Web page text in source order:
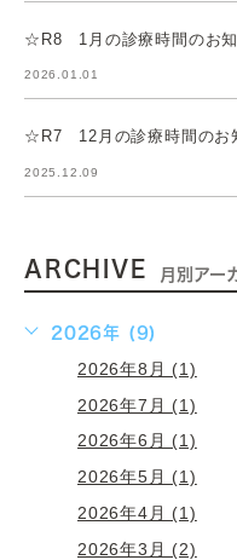
☆R8 1月の診療時間のお
2026.01.01
☆R7 12月の診療時間のお
2025.12.09
ARCHIVE 月別アー
2026年 (9)
2026年8月 (1)
2026年7月 (1)
2026年6月 (1)
2026年5月 (1)
2026年4月 (1)
2026年3月 (2)